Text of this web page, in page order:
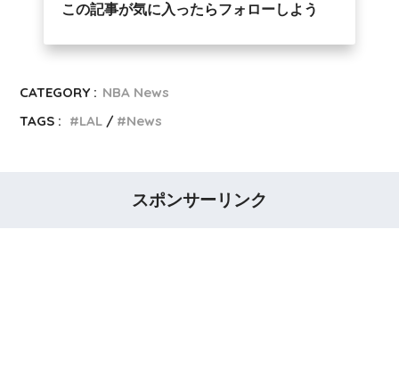
この記事が気に入ったらフォローしよう
CATEGORY : NBA News
TAGS :
LAL News
スポンサーリンク